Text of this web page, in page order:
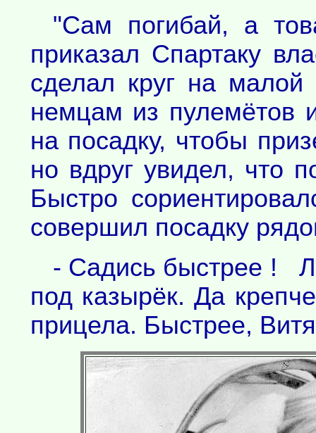
"Сам погибай, а
приказал Спартаку
сделал круг на
немцам из пулемётов
на посадку, чтобы
но вдруг увидел, что
Быстро
совершил посадку
- Садись быстрее !
под казырёк. Да
прицела. Быстрее,